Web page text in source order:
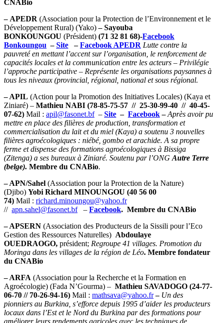
CNABio
– APEDR (Association pour la Protection de l’Environnement et le
Développement Rural) (Yako)– Sayouba
BONKOUNGOU (Président) (71 32 81 68)-Facebook
Bonkoungou –Site –Facebook APEDR Lutte contre la
pauvreté en mettant l’accent sur l’organisation, le renforcement de
capacités locales et la communication entre les acteurs – Privilégie
l’approche participative – Représente les organisations paysannes à
tous les niveaux (provincial, régional, national et sous régional.
– APIL (Action pour la Promotion des Initiatives Locales) (Kaya et
Ziniaré) – Mathieu NABI (78-85-75-57 // 25-30-99-40 // 40-45-
07-62) Mail : apil@fasonet.bf – Site – Facebook– Après avoir pu
mettre en place des filières de production, transformation et
commercialisation du lait et du miel (Kaya) a soutenu 3 nouvelles
filières agroécologiques : niébé, gombo et arachide. A sa propre
ferme et dispense des formations agroécologiques à Bissiga
(Zitenga) a ses bureaux à Ziniaré. Soutenu par l’ONG Autre Terre
(belge). Membre du CNABio.
– APN/Sahel (Association pour la Protection de la Nature)
(Djibo) Yobi Richard MINOUNGOU (40 56 00
74) Mail : richard.minoungou@yahoo.fr
// apn.sahel@fasonet.bf– Facebook. Membre du CNABio
– APSERN (Association des Producteurs de la Sissili pour l’Eco
Gestion des Ressources Naturelles) Abdoulaye
OUEDRAOGO, président; Regroupe 41 villages. Promotion du
Moringa dans les villages de la région de Léo. Membre fondateur
du CNABio
– ARFA (Association pour la Recherche et la Formation en
Agroécologie) (Fada N’Gourma) – Mathieu SAVADOGO (24-77-
06-70 // 70-26-94-16) Mail : mathsava@yahoo.fr – Un des
pionniers au Burkina, s’efforce depuis 1995 d’aider les producteurs
locaux dans l’Est et le Nord du Burkina par des formations pour
améliorer leurs rendements agricoles avec les techniques de